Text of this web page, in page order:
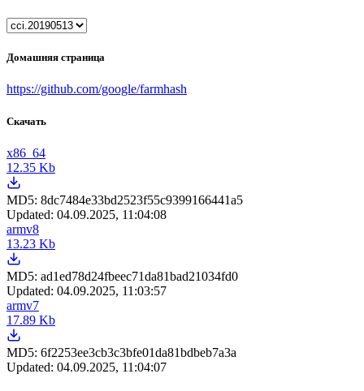
Домашняя страница
https://github.com/google/farmhash
Скачать
x86_64
12.35 Kb
MD5: 8dc7484e33bd2523f55c9399166441a5
Updated: 04.09.2025, 11:04:08
armv8
13.23 Kb
MD5: ad1ed78d24fbeec71da81bad21034fd0
Updated: 04.09.2025, 11:03:57
armv7
17.89 Kb
MD5: 6f2253ee3cb3c3bfe01da81bdbeb7a3a
Updated: 04.09.2025, 11:04:07